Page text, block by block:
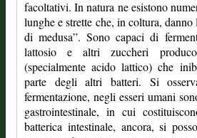
facoltativi. In natura ne esistono
lunghe e strette che, in coltura,
di medusa”. Sono capaci di
lattosio e altri zuccheri
(specialmente acido lattico) che
parte degli altri batteri. Si
fermentazione, negli esseri umani
gastrointestinale, in cui
batterica intestinale, ancora, si